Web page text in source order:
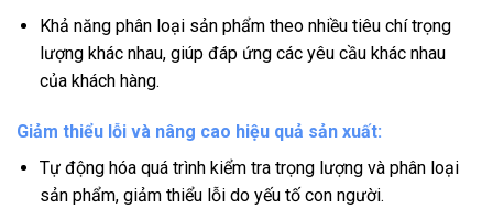
Khả năng phân loại sản phẩm theo nhiều tiêu chí trọng
lượng khác nhau, giúp đáp ứng các yêu cầu khác nhau
của khách hàng.
Giảm thiểu lỗi và nâng cao hiệu quả sản xuất:
Tự động hóa quá trình kiểm tra trọng lượng và phân loại
sản phẩm, giảm thiểu lỗi do yếu tố con người.